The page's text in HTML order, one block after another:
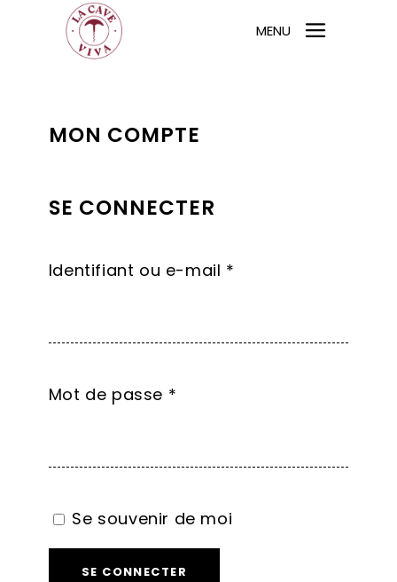
MENU
MON COMPTE
SE CONNECTER
Identifiant ou e-mail *
Mot de passe *
Se souvenir de moi
SE CONNECTER